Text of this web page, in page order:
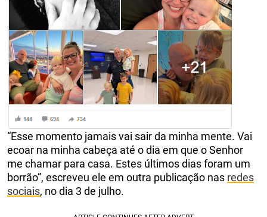
“Esse momento jamais vai sair da minha mente. Vai
ecoar na minha cabeça até o dia em que o Senhor
me chamar para casa. Estes últimos dias foram um
borrão”, escreveu ele em outra publicação nas redes
sociais, no dia 3 de julho.